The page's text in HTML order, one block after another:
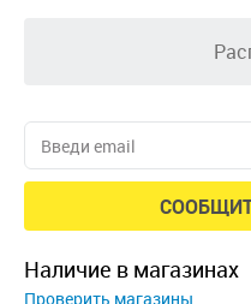
наличие в магазинах
Проверить магазины